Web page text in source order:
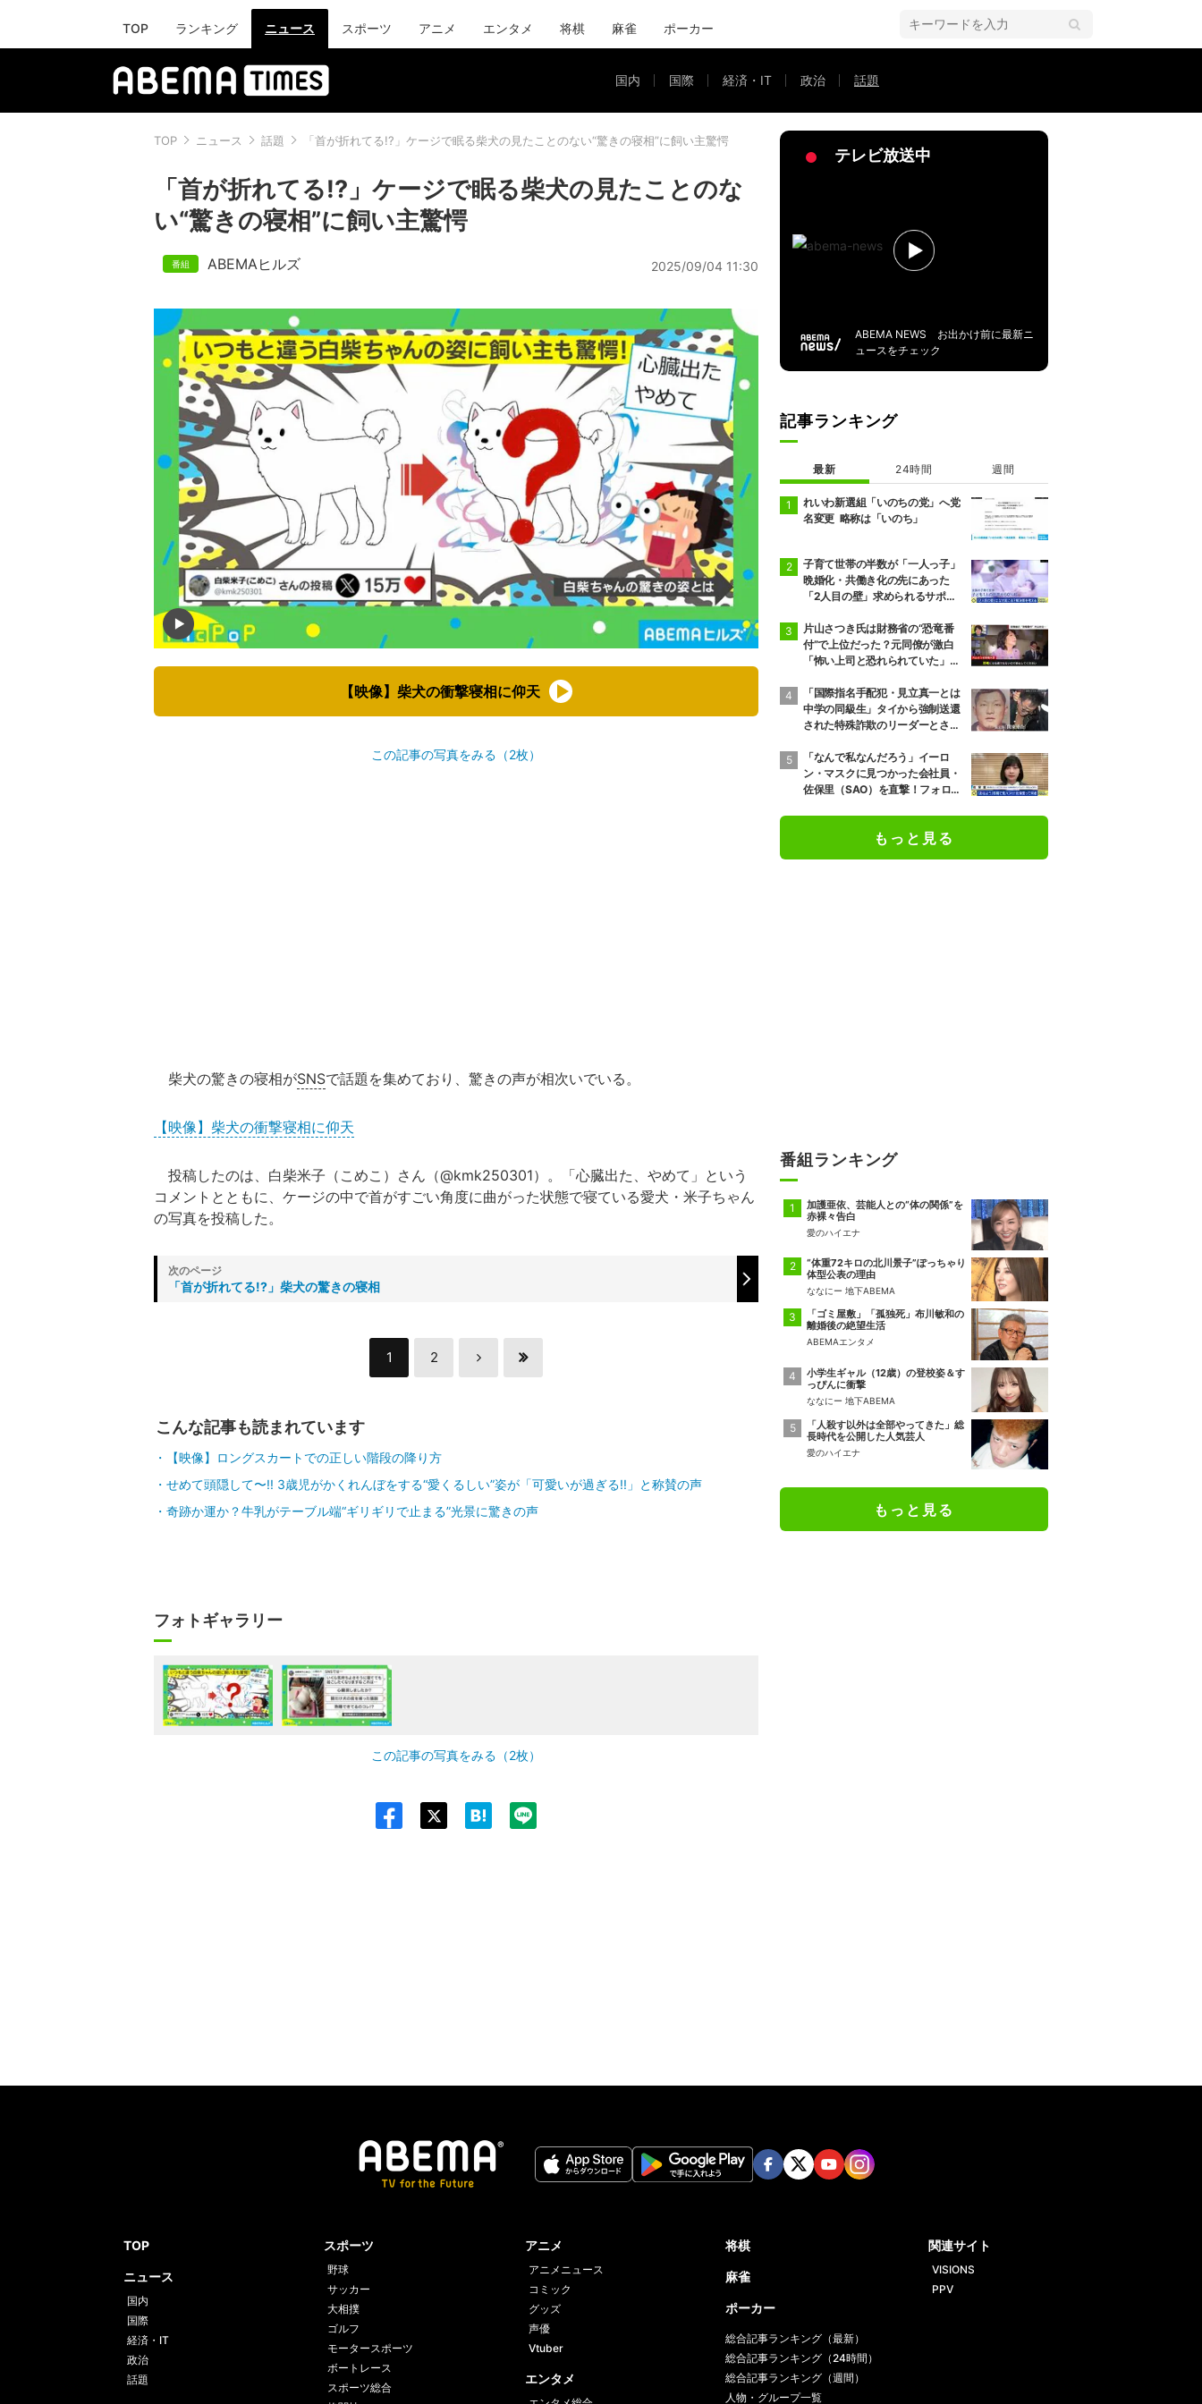
TOP ランキング ニュース スポーツ アニメ エンタメ 将棋 麻雀 ポーカー
国内 国際 経済・IT 政治 話題
TOP ニュース 話題 「首が折れてる!?」ケージで眠る柴犬の見たことのない“驚きの寝相”に飼い主驚愕
「首が折れてる!?」ケージで眠る柴犬の見たことのな
い“驚きの寝相”に飼い主驚愕
ABEMAヒルズ 2025/09/04 11:30
【映像】柴犬の衝撃寝相に仰天
この記事の写真をみる（2枚）
柴犬の驚きの寝相がSNSで話題を集めており、驚きの声が相次いでいる。
【映像】柴犬の衝撃寝相に仰天
投稿したのは、白柴米子（こめこ）さん（@kmk250301）。「心臓出た、やめて」という
コメントとともに、ケージの中で首がすごい角度に曲がった状態で寝ている愛犬・米子ちゃん
の写真を投稿した。
「首が折れてる!?」柴犬の驚きの寝相
1 2
こんな記事も読まれています
【映像】ロングスカートでの正しい階段の降り方
せめて頭隠して〜!! 3歳児がかくれんぼをする“愛くるしい”姿が「可愛いが過ぎる!!」と称賛の声
奇跡か運か？牛乳がテーブル端“ギリギリで止まる”光景に驚きの声
フォトギャラリー
この記事の写真をみる（2枚）
テレビ放送中
ABEMA NEWS お出かけ前に最新ニ
ュースをチェック
記事ランキング
最新 24時間 週間
れいわ新選組「いのちの党」へ党
名変更 略称は「いのち」
子育て世帯の半数が「一人っ子」
晩婚化・共働き化の先にあった
「2人目の壁」求められるサポー
片山さつき氏は財務省の“恐竜番
付”で上位だった？元同僚が激白
「怖い上司と恐れられていた」
「国際指名手配犯・見立真一とは
中学の同級生」タイから強制送還
された特殊詐欺のリーダーとされ
「なんで私なんだろう」イーロ
ン・マスクに見つかった会社員・
佐保里（SAO）を直撃！フォロワ
もっと見る
番組ランキング
加護亜依、芸能人との“体の関係”を
赤裸々告白
愛のハイエナ
“体重72キロの北川景子”ぽっちゃり
体型公表の理由
ななにー 地下ABEMA
「ゴミ屋敷」「孤独死」布川敏和の
離婚後の絶望生活
ABEMAエンタメ
小学生ギャル（12歳）の登校姿＆す
っぴんに衝撃
ななにー 地下ABEMA
「人殺す以外は全部やってきた」総
長時代を公開した人気芸人
愛のハイエナ
もっと見る
TOP
ニュース
国内
国際
経済・IT
政治
話題
スポーツ
野球
サッカー
大相撲
ゴルフ
モータースポーツ
ボートレース
スポーツ総合
アニメ
アニメニュース
コミック
グッズ
声優
Vtuber
エンタメ
将棋
麻雀
ポーカー
総合記事ランキング（最新）
総合記事ランキング（24時間）
総合記事ランキング（週間）
人物・グループ一覧
関連サイト
VISIONS
PPV